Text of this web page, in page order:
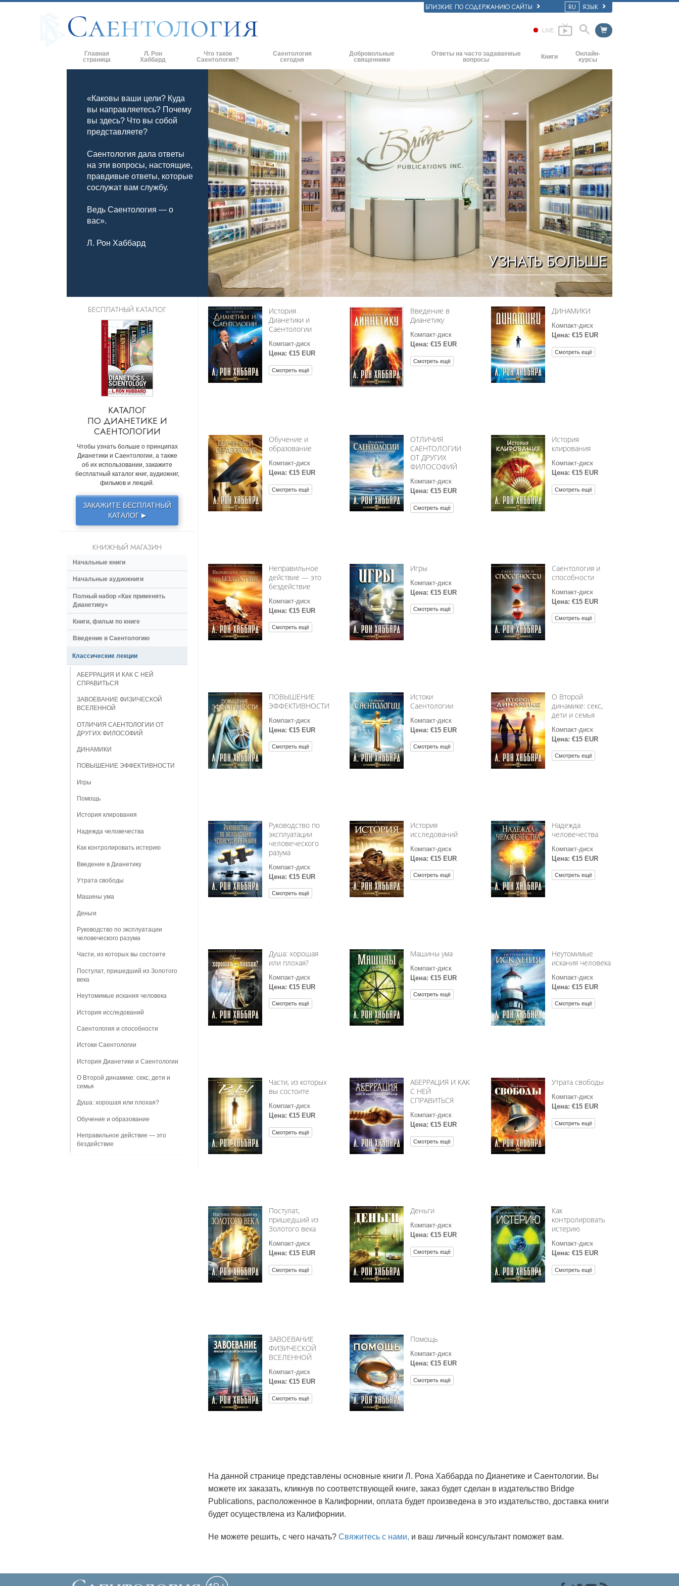
БЛИЗКИЕ ПО СОДЕРЖАНИЮ САЙТЫ RU ЯЗЫК
LIVE
Главная
страница
Л. Рон
Хаббард
Что такое
Саентология?
Верования и практики
Саентологические принципы и
кодексы
Что саентологи говорят о
Саентологии
Познакомьтесь с саентологом
Внутри церкви
Основные принципы Саентологии
Введение в Дианетику
Любовь и ненависть.
Что такое величие?
Саентология
сегодня
Саентологические церкви
Новые саентологические церкви
Продвинутые организации
Наземная база Флага
«Фривиндз»
Распространение Саентологии по
всему миру
Дэвид Мицкевич - Духовный лидер
саентологической религии
Добровольные
священники
Эффективное оказание помощи
Помощь в чрезвычайных ситуациях
По всему миру
Ответы на часто задаваемые
вопросы
Истоки и основные принципы
Внутри церкви
Саентология: её организация
Книги
Начальные книги
Аудиокниги
Вводные лекции
Фильмы
Онлайн-
курсы
Как разрешать конфликты
Динамики существования
Компоненты понимания
Как противостоять опасному
окружению
Помощь при болезнях и травмах
Целостность и честность
Супружество
Шкала эмоциональных тонов
Решение проблемы наркотиков
Дети
Инструменты для использования
в работе
Причина подавления
Расследования
Основы организации
Основы связей с общественностью
Общение
УЗНАТЬ БОЛЬШЕ
«Каковы ваши цели? Куда
вы направляетесь? Почему
вы здесь? Что вы собой
представляете?
Саентология дала ответы
на эти вопросы, настоящие,
правдивые ответы, которые
сослужат вам службу.
Ведь Саентология — о
вас».
Л. Рон Хаббард
История
Дианетики и
Саентологии
Компакт-диск
Цена: €15 EUR
Смотреть ещё
Введение в
Дианетику
Компакт-диск
Цена: €15 EUR
Смотреть ещё
ДИНАМИКИ
Компакт-диск
Цена: €15 EUR
Смотреть ещё
Обучение и
образование
Компакт-диск
Цена: €15 EUR
Смотреть ещё
ОТЛИЧИЯ
САЕНТОЛОГИИ
ОТ ДРУГИХ
ФИЛОСОФИЙ
Компакт-диск
Цена: €15 EUR
Смотреть ещё
История
клирования
Компакт-диск
Цена: €15 EUR
Смотреть ещё
Неправильное
действие — это
бездействие
Компакт-диск
Цена: €15 EUR
Смотреть ещё
Игры
Компакт-диск
Цена: €15 EUR
Смотреть ещё
Саентология и
способности
Компакт-диск
Цена: €15 EUR
Смотреть ещё
ПОВЫШЕНИЕ
ЭФФЕКТИВНОСТИ
Компакт-диск
Цена: €15 EUR
Смотреть ещё
Истоки
Саентологии
Компакт-диск
Цена: €15 EUR
Смотреть ещё
О Второй
динамике: секс,
дети и семья
Компакт-диск
Цена: €15 EUR
Смотреть ещё
Руководство по
эксплуатации
человеческого
разума
Компакт-диск
Цена: €15 EUR
Смотреть ещё
История
исследований
Компакт-диск
Цена: €15 EUR
Смотреть ещё
Надежда
человечества
Компакт-диск
Цена: €15 EUR
Смотреть ещё
Душа: хорошая
или плохая?
Компакт-диск
Цена: €15 EUR
Смотреть ещё
Машины ума
Компакт-диск
Цена: €15 EUR
Смотреть ещё
Неутомимые
искания человека
Компакт-диск
Цена: €15 EUR
Смотреть ещё
Части, из которых
вы состоите
Компакт-диск
Цена: €15 EUR
Смотреть ещё
АБЕРРАЦИЯ И КАК
С НЕЙ
СПРАВИТЬСЯ
Компакт-диск
Цена: €15 EUR
Смотреть ещё
Утрата свободы
Компакт-диск
Цена: €15 EUR
Смотреть ещё
Постулат,
пришедший из
Золотого века
Компакт-диск
Цена: €15 EUR
Смотреть ещё
Деньги
Компакт-диск
Цена: €15 EUR
Смотреть ещё
Как
контролировать
истерию
Компакт-диск
Цена: €15 EUR
Смотреть ещё
ЗАВОЕВАНИЕ
ФИЗИЧЕСКОЙ
ВСЕЛЕННОЙ
Компакт-диск
Цена: €15 EUR
Смотреть ещё
Помощь
Компакт-диск
Цена: €15 EUR
Смотреть ещё
На данной странице представлены основные книги Л. Рона Хаббарда по Дианетике и Саентологии. Вы
можете их заказать, кликнув по соответствующей книге, заказ будет сделан в издательство Bridge
Publications, расположенное в Калифорнии, оплата будет произведена в это издательство, доставка книги
будет осуществлена из Калифорнии.
Не можете решить, с чего начать? Свяжитесь с нами, и ваш личный консультант поможет вам.
БЕСПЛАТНЫЙ КАТАЛОГ
КАТАЛОГ
ПО ДИАНЕТИКЕ И
САЕНТОЛОГИИ
Чтобы узнать больше о принципах
Дианетики и Саентологии, а также
об их использовании, закажите
бесплатный каталог книг, аудиокниг,
фильмов и лекций.
ЗАКАЖИТЕ БЕСПЛАТНЫЙ
КАТАЛОГ ▶
КНИЖНЫЙ МАГАЗИН
Начальные книги
Начальные аудиокниги
Полный набор «Как применять
Дианетику»
Книги, фильм по книге
Введение в Саентологию
Классические лекции
АБЕРРАЦИЯ И КАК С НЕЙ
СПРАВИТЬСЯ
ЗАВОЕВАНИЕ ФИЗИЧЕСКОЙ
ВСЕЛЕННОЙ
ОТЛИЧИЯ САЕНТОЛОГИИ ОТ
ДРУГИХ ФИЛОСОФИЙ
ДИНАМИКИ
ПОВЫШЕНИЕ ЭФФЕКТИВНОСТИ
Игры
Помощь
История клирования
Надежда человечества
Как контролировать истерию
Введение в Дианетику
Утрата свободы
Машины ума
Деньги
Руководство по эксплуатации
человеческого разума
Части, из которых вы состоите
Постулат, пришедший из Золотого
века
Неутомимые искания человека
История исследований
Саентология и способности
Истоки Саентологии
История Дианетики и Саентологии
О Второй динамике: секс, дети и
семья
Душа: хорошая или плохая?
Обучение и образование
Неправильное действие — это
бездействие